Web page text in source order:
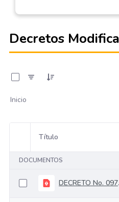
Decretos
Inicio
Selección del elemento
Título
DOCUMENTOS